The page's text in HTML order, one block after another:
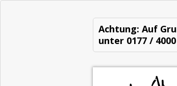
Achtung: Auf
unter 0177 /